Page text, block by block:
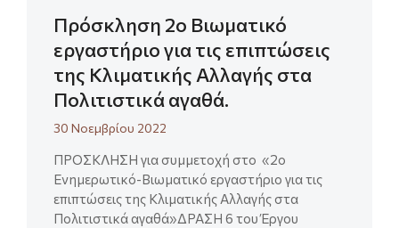
Πρόσκληση 2ο Βιωματικό
εργαστήριο για τις επιπτώσεις
της Κλιματικής Αλλαγής στα
Πολιτιστικά αγαθά.
30 Νοεμβρίου 2022
ΠΡΟΣΚΛΗΣΗ για συμμετοχή στο «2ο
Ενημερωτικό-Βιωματικό εργαστήριο για τις
επιπτώσεις της Κλιματικής Αλλαγής στα
Πολιτιστικά αγαθά»ΔΡΑΣΗ 6 του Έργου